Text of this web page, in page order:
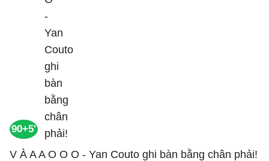
90+5'
V À A A O O O - Yan Couto ghi bàn bằng chân phải!